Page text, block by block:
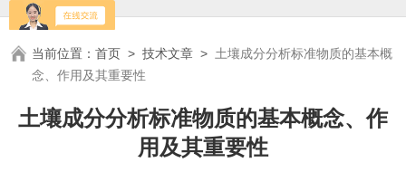
当前位置：首页 >技术文章 > 土壤成分分析标准物质的基本概
念、作用及其重要性
土壤成分分析标准物质的基本概念、作
用及其重要性